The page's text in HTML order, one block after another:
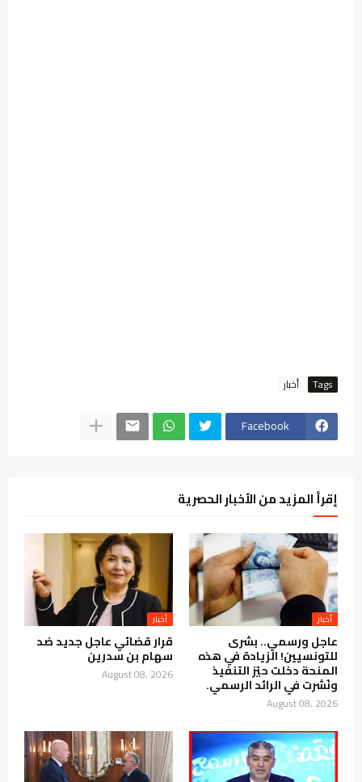
Tags أخبار
Facebook
إقرأ المزيد من الأخبار الحصرية
أخبار
عاجل ورسمي.. بشرى
للتونسيين! الزيادة في هذه
المنحة دخلت حيّز التنفيذ
ونُشرت في الرائد الرسمي.
August 08, 2026
أخبار
قرار قضائي عاجل جديد ضد
سهام بن سدرين
August 08, 2026